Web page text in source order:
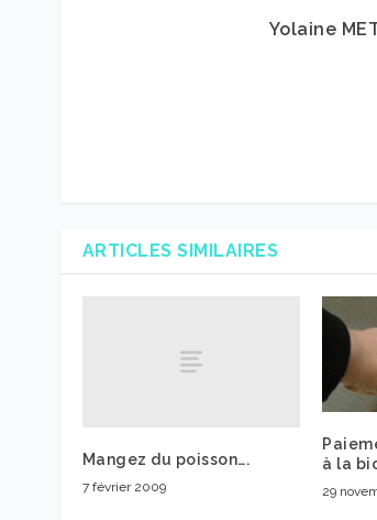
Yolaine
ARTICLES SIMILAIRES
Mangez du poisson….
7 février 2009
à la
29